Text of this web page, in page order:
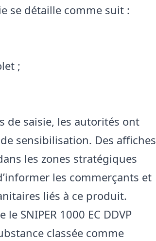
se détaille comme suit :
;
de saisie, les autorités ont
sensibilisation. Des affiches
les zones stratégiques
les commerçants et
liés à ce produit.
SNIPER 1000 EC DDVP
classée comme